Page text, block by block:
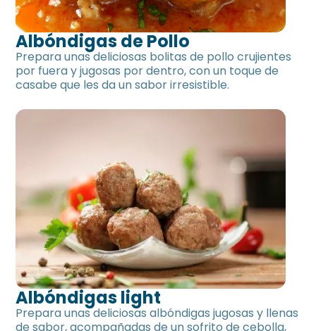
Albóndigas de Pollo
Prepara unas deliciosas bolitas de pollo crujientes
por fuera y jugosas por dentro, con un toque de
casabe que les da un sabor irresistible.
Albóndigas light
Prepara unas deliciosas albóndigas jugosas y llenas
de sabor, acompañadas de un sofrito de cebolla,